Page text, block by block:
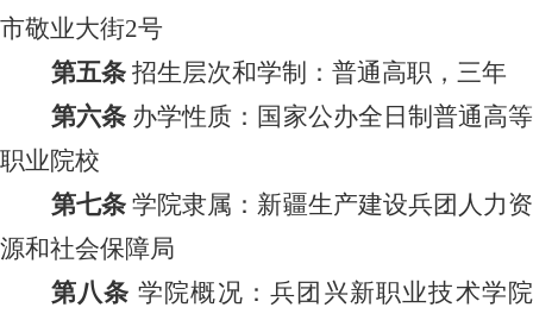
市敬业大街2号
第五条 招生层次和学制：普通高职，三年
第六条 办学性质：国家公办全日制普通高等
职业院校
第七条 学院隶属：新疆生产建设兵团人力资
源和社会保障局
第八条 学院概况 ：兵团兴新职业技术学院